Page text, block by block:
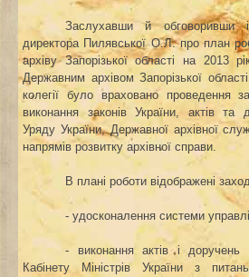
Заслухавши й обговоривши
директора Пилявської О.Л. про план
архіву Запорізької області на 2013
Державним архівом Запорізької
колегії було враховано проведення
виконання законів України, актів та
Уряду України, Державної архівної
напрямів розвитку архівної справи.
В плані роботи відображені
- удосконалення системи
- виконання актів і доручень
Кабінету Міністрів України з